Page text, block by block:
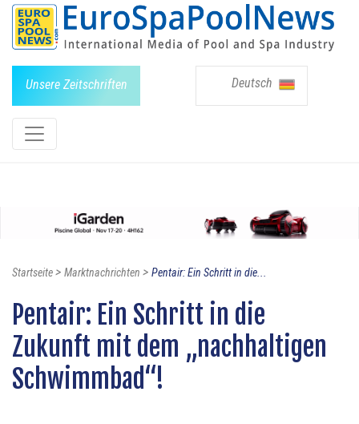
Unsere Zeitschriften Deutsch
Startseite> Marktnachrichten > Pentair: Ein Schritt in die...
Pentair: Ein Schritt in die
Zukunft mit dem „nachhaltigen
Schwimmbad“!